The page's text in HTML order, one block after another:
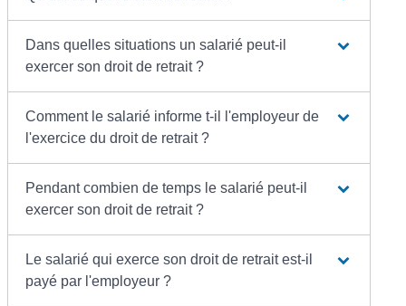
Dans quelles situations un salarié peut-il
exercer son droit de retrait ?
Comment le salarié informe t-il l'employeur de
l'exercice du droit de retrait ?
Pendant combien de temps le salarié peut-il
exercer son droit de retrait ?
Le salarié qui exerce son droit de retrait est-il
payé par l'employeur ?